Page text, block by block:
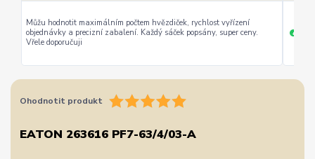
Můžu hodnotit maximálním počtem hvězdiček, rychlost vyřízení
objednávky a precizní zabalení. Každý sáček popsány, super ceny.
Vřele doporučuji
+
Ohodnotit produkt
EATON 263616 PF7-63/4/03-A